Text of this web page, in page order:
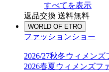
すべてを表示
返品交換 送料無料
WORLD OF ETRO
ファッションショー
2026/27秋冬ウィメン
2026春夏ウィメンズフ